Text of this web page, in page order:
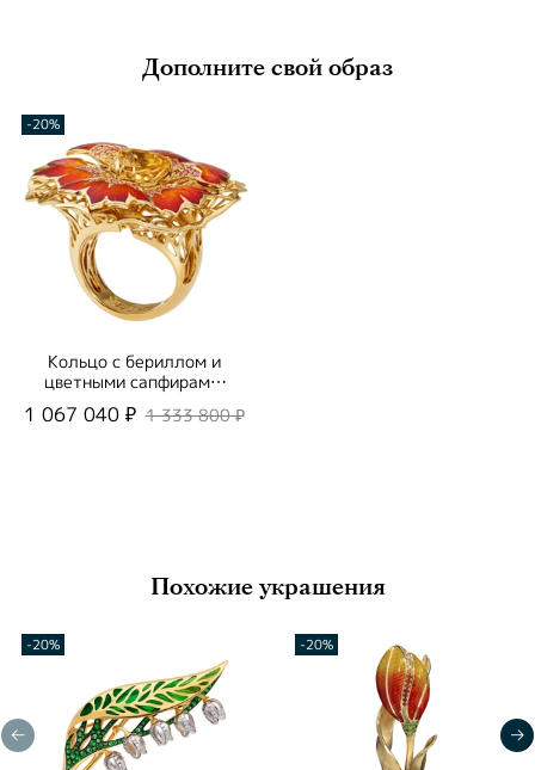
Дополните свой образ
-20%
Кольцо с бериллом и
цветными сапфирами,
R0275-5/2
1 067 040 ₽ 1 333 800 ₽
Похожие украшения
-20% -20%